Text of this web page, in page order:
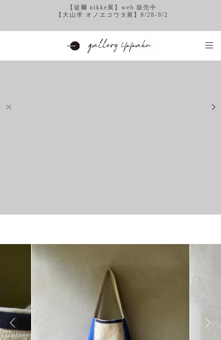
【徒爾 nikke展】web 販売中
【大山求 オノエコウタ展】8/28-9/2